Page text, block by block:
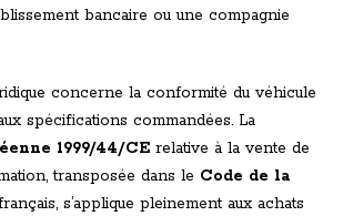
bancaire ou une compagnie
concerne la conformité du véhicule
spécifications commandées. La
1999/44/CE relative à la vente de
transposée dans le Code de la
s’applique pleinement aux achats